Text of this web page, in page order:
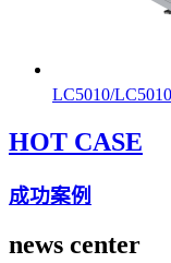
LC5010/
HOT CASE
成功案例
news center